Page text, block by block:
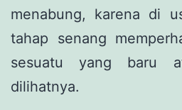
menabung, karena di
tahap senang
sesuatu yang baru
dilihatnya.